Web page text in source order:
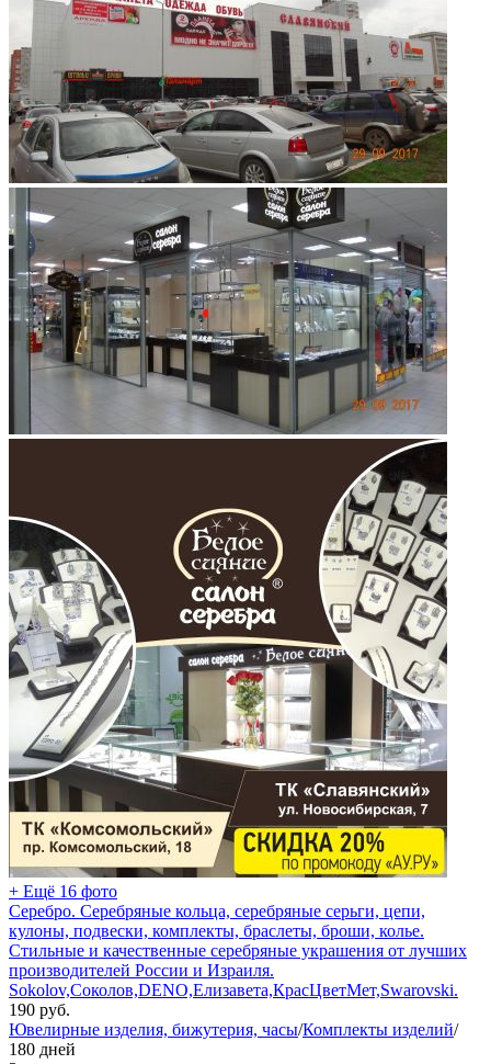
+ Ещё 16 фото
Серебро. Серебряные кольца, серебряные серьги, цепи,
кулоны, подвески, комплекты, браслеты, броши, колье.
Стильные и качественные серебряные украшения от лучших
производителей России и Израиля.
Sokolov,Соколов,DENO,Елизавета,КрасЦветМет,Swarovski.
190 руб.
Ювелирные изделия, бижутерия, часы/Комплекты изделий/
180 дней